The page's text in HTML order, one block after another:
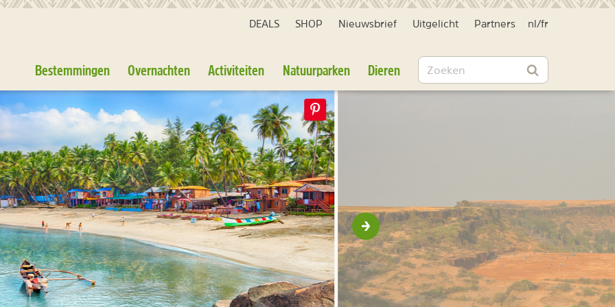
DEALS SHOP Nieuwsbrief Uitgelicht Partners nl /fr
Bestemmingen Overnachten Activiteiten Natuurparken Dieren Zoeken
Zoeken
Volgende